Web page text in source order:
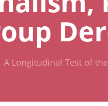
A Longitudinal Test of